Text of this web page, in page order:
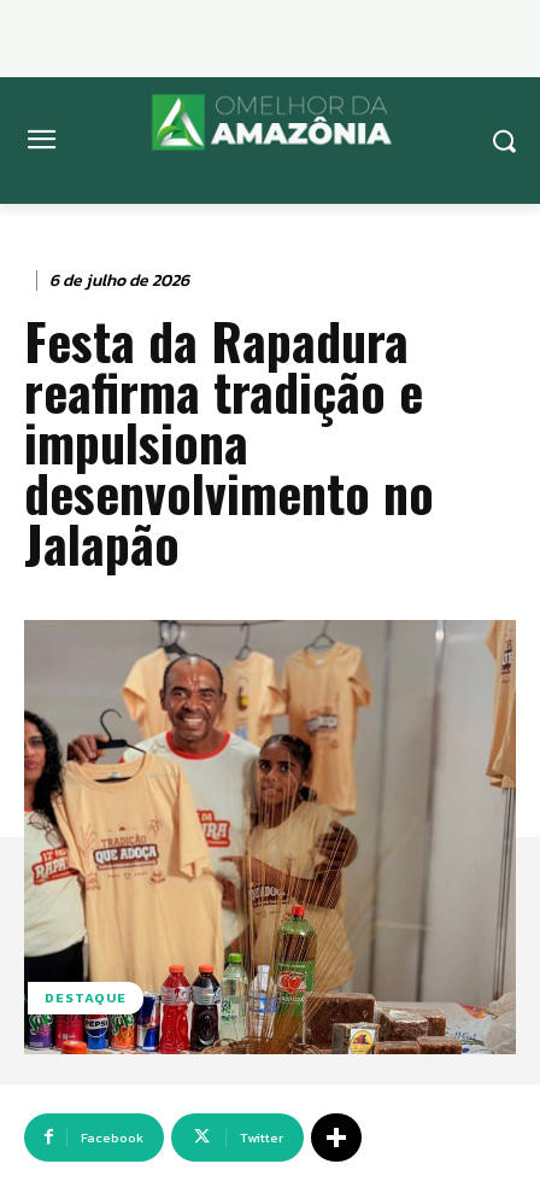
6 de julho de 2026
Festa da Rapadura
reafirma tradição e
impulsiona
desenvolvimento no
Jalapão
DESTAQUE
Facebook Twitter